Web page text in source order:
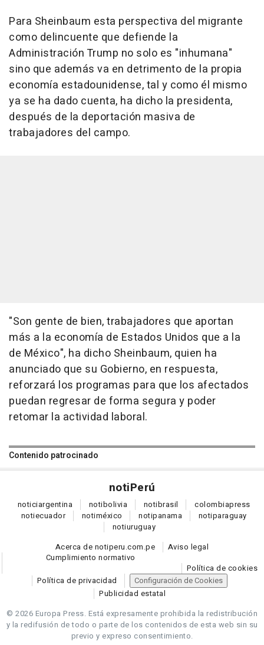
Para Sheinbaum esta perspectiva del migrante
como delincuente que defiende la
Administración Trump no solo es "inhumana"
sino que además va en detrimento de la propia
economía estadounidense, tal y como él mismo
ya se ha dado cuenta, ha dicho la presidenta,
después de la deportación masiva de
trabajadores del campo.
"Son gente de bien, trabajadores que aportan
más a la economía de Estados Unidos que a la
de México", ha dicho Sheinbaum, quien ha
anunciado que su Gobierno, en respuesta,
reforzará los programas para que los afectados
puedan regresar de forma segura y poder
retomar la actividad laboral.
Contenido patrocinado
notiPerú
noticiargentina notibolivia notibrasil colombiapress
notiecuador notiméxico notipanama notiparaguay
notiuruguay
Acerca de notiperu.com.pe
Aviso legal
Cumplimiento normativo
Política de cookies
Política de privacidad
Configuración de Cookies
Publicidad estatal
© 2026 Europa Press. Está expresamente prohibida la redistribución
y la redifusión de todo o parte de los contenidos de esta web sin su
previo y expreso consentimiento.